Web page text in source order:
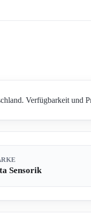
Verfügbarkeit und
Sensorik